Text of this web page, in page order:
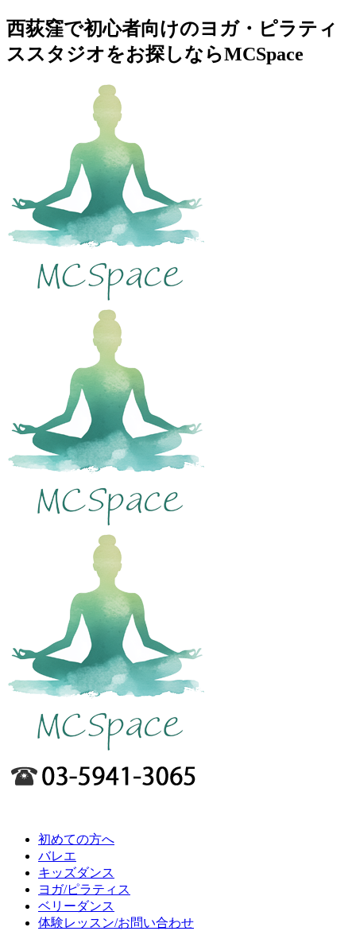
西荻窪で初心者向けのヨガ・ピラティ
ススタジオをお探しならMCSpace
初めての方へ
バレエ
キッズダンス
ヨガ/ピラティス
ベリーダンス
体験レッスン/お問い合わせ